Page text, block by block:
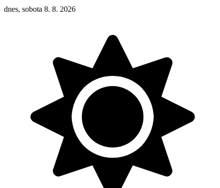
dnes, sobota 8. 8. 2026